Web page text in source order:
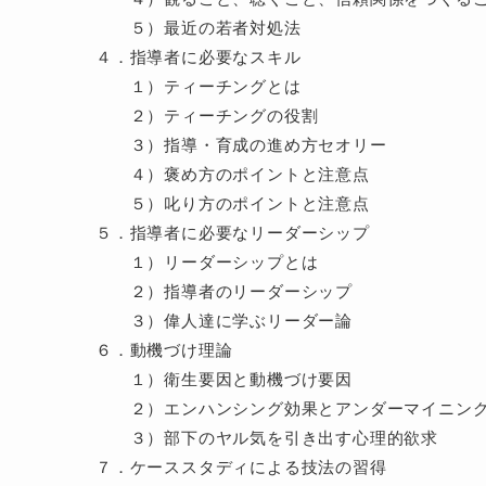
５）最近の若者対処法
４．指導者に必要なスキル
１）ティーチングとは
２）ティーチングの役割
３）指導・育成の進め方セオリー
４）褒め方のポイントと注意点
５）叱り方のポイントと注意点
５．指導者に必要なリーダーシップ
１）リーダーシップとは
２）指導者のリーダーシップ
３）偉人達に学ぶリーダー論
６．動機づけ理論
１）衛生要因と動機づけ要因
２）エンハンシング効果とアンダーマイニン
３）部下のヤル気を引き出す心理的欲求
７．ケーススタディによる技法の習得